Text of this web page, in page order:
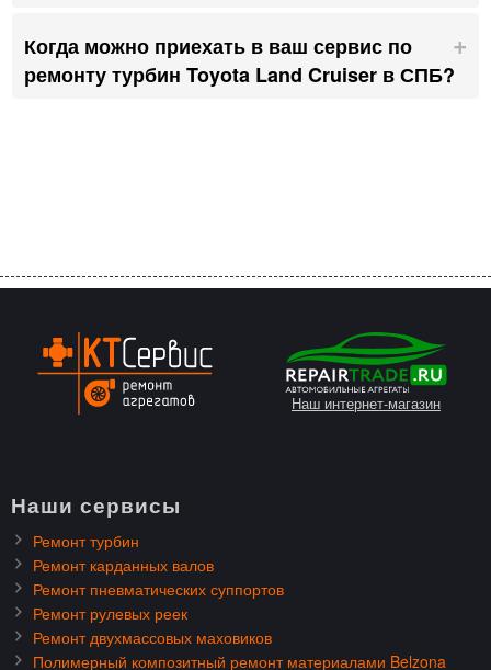
Когда можно приехать в ваш сервис по
ремонту турбин Toyota Land Cruiser в СПБ?
Наш интернет-магазин
Наши сервисы
Ремонт турбин
Ремонт карданных валов
Ремонт пневматических суппортов
Ремонт рулевых реек
Ремонт двухмассовых маховиков
Полимерный композитный ремонт материалами Belzona